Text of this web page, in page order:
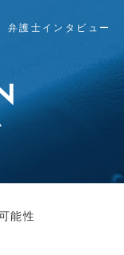
弁護士インタビュー
能性